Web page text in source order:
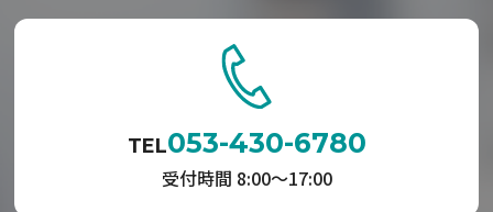
TEL053-430-6780
受付時間 8:00〜17:00